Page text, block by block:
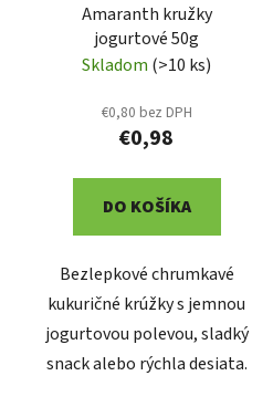
Amaranth kružky
jogurtové 50g
Skladom (>10 ks)
€0,80 bez DPH
€0,98
DO KOŠÍKA
Bezlepkové chrumkavé
kukuričné krúžky s jemnou
jogurtovou polevou, sladký
snack alebo rýchla desiata.